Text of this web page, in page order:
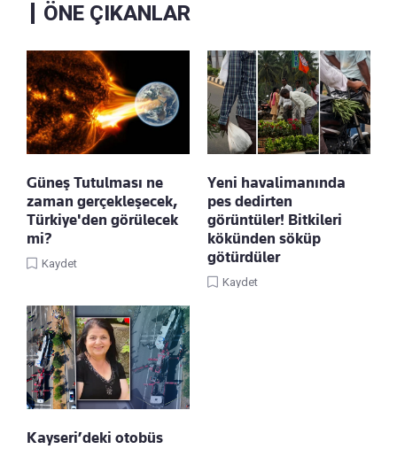
ÖNE ÇIKANLAR
Güneş Tutulması ne
zaman gerçekleşecek,
Türkiye'den görülecek
mi?
Kaydet
Yeni havalimanında
pes dedirten
görüntüler! Bitkileri
kökünden söküp
götürdüler
Kaydet
Kayseri’deki otobüs